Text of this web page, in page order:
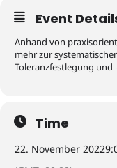
Event
Anhand von
mehr zur
Toleranzfestlegung
Time
22. November 2022